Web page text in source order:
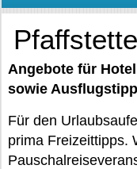
Angebote für
sowie
Für den
prima Freizeittipps.